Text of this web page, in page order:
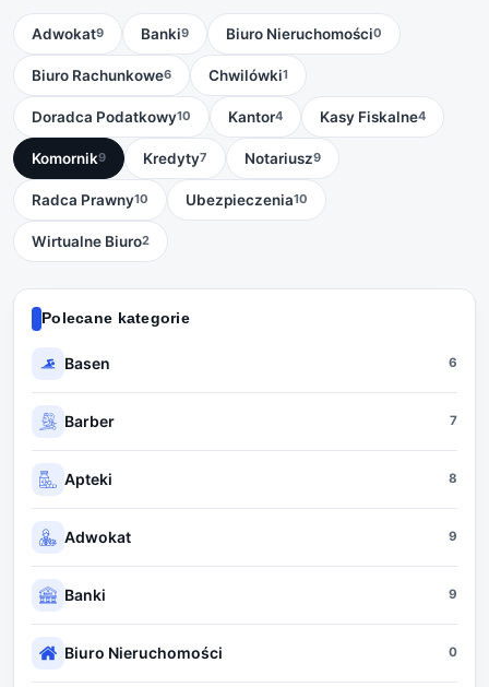
Adwokat9 Banki9 Biuro Nieruchomości0
Biuro Rachunkowe6 Chwilówki1
Doradca Podatkowy10 Kantor4 Kasy Fiskalne4
Komornik9 Kredyty7 Notariusz9
Radca Prawny10 Ubezpieczenia10
Wirtualne Biuro2
Polecane kategorie
Basen 6
Barber 7
Apteki 8
Adwokat 9
Banki 9
Biuro Nieruchomości 0